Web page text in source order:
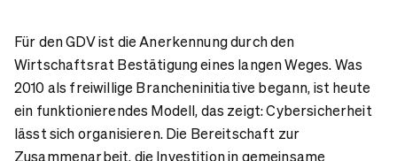
Für den GDV ist die Anerkennung durch den
Wirtschaftsrat Bestätigung eines langen Weges. Was
2010 als freiwillige Brancheninitiative begann, ist heute
ein funktionierendes Modell, das zeigt: Cybersicherheit
lässt sich organisieren. Die Bereitschaft zur
Zusammenarbeit, die Investition in gemeinsame